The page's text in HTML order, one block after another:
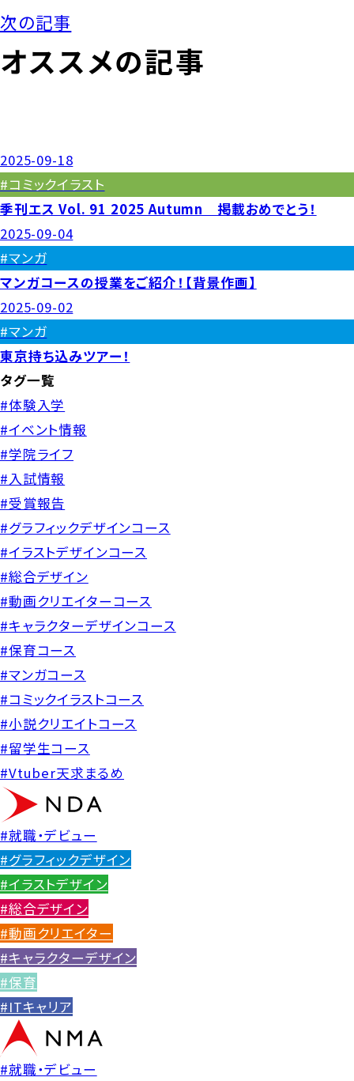
次の記事
オススメの記事
2025-09-18
#コミックイラスト
季刊エス Vol. 91 2025 Autumn 掲載おめでとう！
2025-09-04
#マンガ
マンガコースの授業をご紹介！【背景作画】
2025-09-02
#マンガ
東京持ち込みツアー！
タグ一覧
#体験入学
#イベント情報
#学院ライフ
#入試情報
#受賞報告
#グラフィックデザインコース
#イラストデザインコース
#総合デザイン
#動画クリエイターコース
#キャラクターデザインコース
#保育コース
#マンガコース
#コミックイラストコース
#小説クリエイトコース
#留学生コース
#Vtuber天求まるめ
#就職・デビュー
#グラフィックデザイン
#イラストデザイン
#総合デザイン
#動画クリエイター
#キャラクターデザイン
#保育
#ITキャリア
#就職・デビュー